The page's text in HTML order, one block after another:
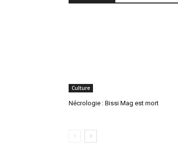
Culture
Nécrologie : Bissi Mag est mort